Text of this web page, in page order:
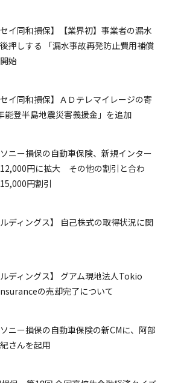
セイ同和損保】【業界初】事業者の漏水
押しする 「漏水事故再発防止費用補償
始
セイ同和損保】ＡＤテレマイレージの寄
能登半島地震災害義援金」を追加
ソニー損保の自動車保険、新規インター
円に拡大 その他の割引と合わ
円割引
ルディングス】 自己株式の取得状況に関
ルディングス】 グアム現地法人Tokio
の売却完了について
ソニー損保の自動車保険の新CMに、阿部
さんを起用